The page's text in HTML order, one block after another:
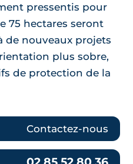
pressentis pour
75 hectares seront
de nouveaux projets
plus sobre,
de protection de la
Contactez-nous